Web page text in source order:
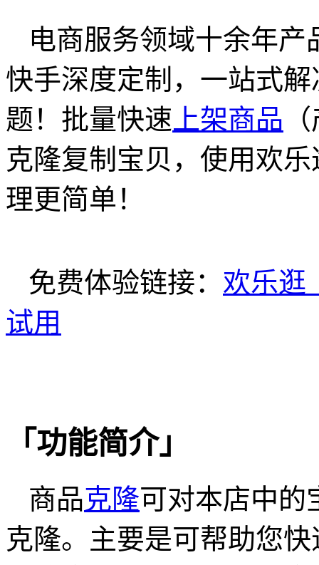
电商服务领域十余年产
快手深度定制，一站式解
题！批量快速 上架商品
克隆复制宝贝，使用欢
理更简单！
免费体验链接： 欢乐逛
试用
「功能简介」
商品克隆可对本店中的
克隆。主要是可帮助您